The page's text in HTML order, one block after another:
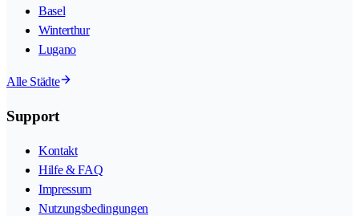
Basel
Winterthur
Lugano
Alle Städte
Support
Kontakt
Hilfe & FAQ
Impressum
Nutzungsbedingungen